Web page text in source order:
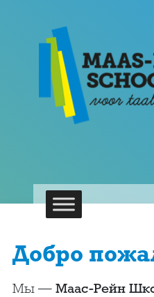
Добро
Мы — Маас-Рейн